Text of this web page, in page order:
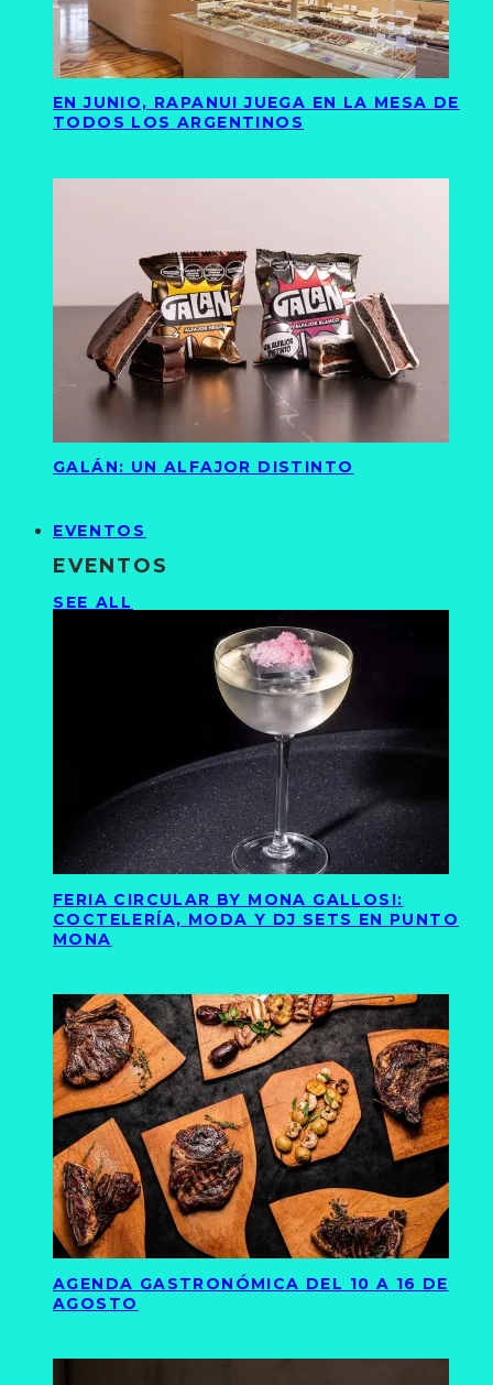
EN JUNIO, RAPANUI JUEGA EN LA MESA DE
TODOS LOS ARGENTINOS
GALÁN: UN ALFAJOR DISTINTO
EVENTOS
EVENTOS
SEE ALL
FERIA CIRCULAR BY MONA GALLOSI:
COCTELERÍA, MODA Y DJ SETS EN PUNTO
MONA
AGENDA GASTRONÓMICA DEL 10 A 16 DE
AGOSTO